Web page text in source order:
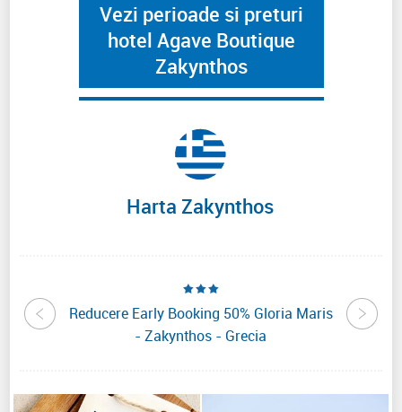
Vezi perioade si preturi
hotel Agave Boutique
Zakynthos
Harta Zakynthos
Reducere Early Booking 50% Gloria Maris
- Zakynthos - Grecia